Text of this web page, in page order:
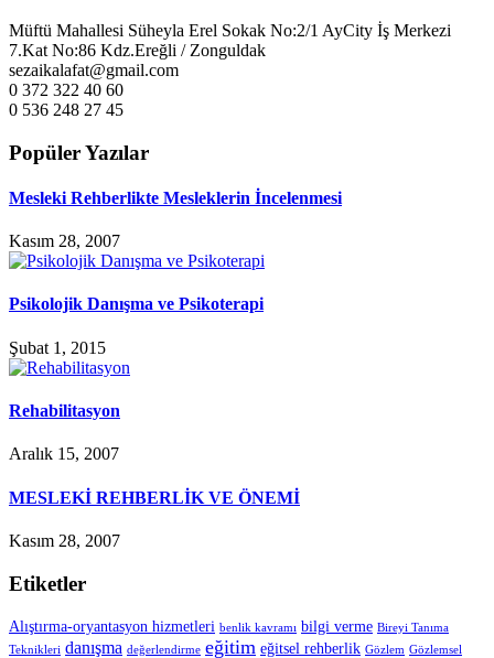
Müftü Mahallesi Süheyla Erel Sokak No:2/1 AyCity İş Merkezi
7.Kat No:86 Kdz.Ereğli / Zonguldak
sezaikalafat@gmail.com
0 372 322 40 60
0 536 248 27 45
Popüler Yazılar
Mesleki Rehberlikte Mesleklerin İncelenmesi
Kasım 28, 2007
Psikolojik Danışma ve Psikoterapi
Şubat 1, 2015
Rehabilitasyon
Aralık 15, 2007
MESLEKİ REHBERLİK VE ÖNEMİ
Kasım 28, 2007
Etiketler
Alıştırma-oryantasyon hizmetleri benlik kavramı bilgi verme Bireyi Tanıma
Teknikleri danışma değerlendirme eğitim eğitsel rehberlik Gözlem Gözlemsel